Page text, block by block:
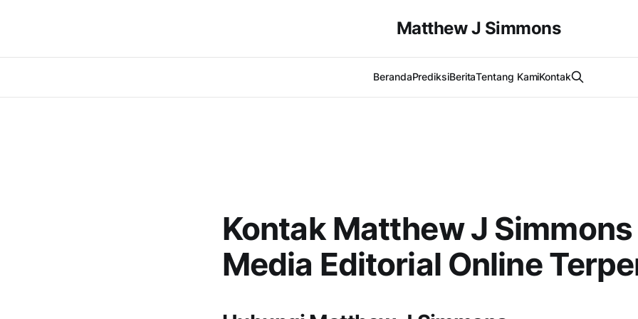
Matthew J Simmons
BerandaPrediksiBeritaTentang KamiKontak
Kontak Matthew J
Media Editorial Online